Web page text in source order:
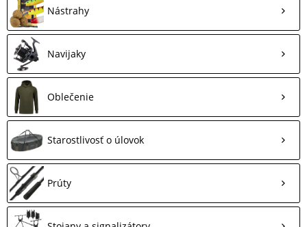
Nástrahy
Navijaky
Oblečenie
Starostlivosť o úlovok
Prúty